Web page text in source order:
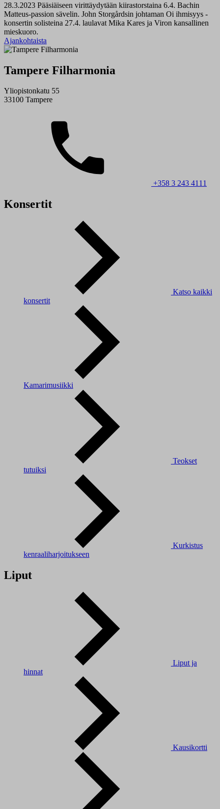
28.3.2023 Pääsiäiseen virittäydytään kiirastorstaina 6.4. Bachin
Matteus-passion sävelin. John Storgårdsin johtaman Oi ihmisyys -
konsertin solisteina 27.4. laulavat Mika Kares ja Viron kansallinen
mieskuoro.
Ajankohtaista
Tampere Filharmonia
Yliopistonkatu 55
33100 Tampere
+358 3 243 4111
Konsertit
Katso kaikki
konsertit
Kamarimusiikki
Teokset
tutuiksi
Kurkistus
kenraaliharjoitukseen
Liput
Liput ja
hinnat
Kausikortti